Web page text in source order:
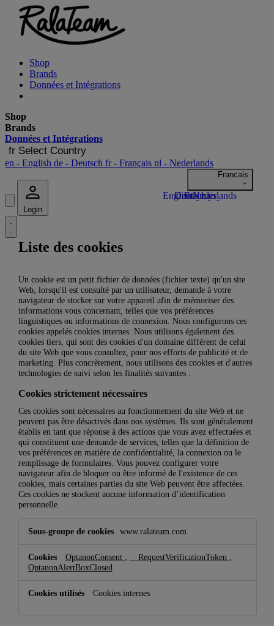
Shop
Brands
Données et Intégrations
Shop
Brands
Données et Intégrations
fr Select Country
en - English de - Deutsch fr- Français nl - Nederlands
Login
Liste des cookies
Un cookie est un petit fichier de données (fichier texte) qu'un site
Web, lorsqu'il est consulté par un utilisateur, demande à votre
navigateur de stocker sur votre appareil afin de mémoriser des
informations vous concernant, telles que vos préférences
linguistiques ou informations de connexion. Nous configurons ces
cookies appelés cookies internes. Nous utilisons également des
cookies tiers, qui sont des cookies d'un domaine différent de celui
du site Web que vous consultez, pour nos efforts de publicité et de
marketing. Plus concrètement, nous utilisons des cookies et d'autres
technologies de suivi selon les finalités suivantes :
Cookies strictement nécessaires
Ces cookies sont nécessaires au fonctionnement du site Web et ne
peuvent pas être désactivés dans nos systèmes. Ils sont généralement
établis en tant que réponse à des actions que vous avez effectuées et
qui constituent une demande de services, telles que la définition de
vos préférences en matière de confidentialité, la connexion ou le
remplissage de formulaires. Vous pouvez configurer votre
navigateur afin de bloquer ou être informé de l'existence de ces
cookies, mais certaines parties du site Web peuvent être affectées.
Ces cookies ne stockent aucune information d’identification
personnelle.
strictement
www.ralateam.com
OptanonConsent __RequestVerificationToken
OptanonAlertBoxClosed
Cookies internes